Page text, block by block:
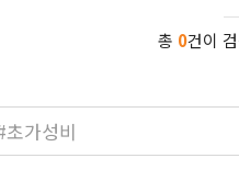
총 0건이